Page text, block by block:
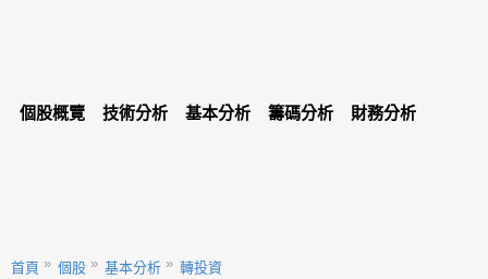
個股概覽 技術分析 基本分析 籌碼分析 財務分析
首頁 個股 基本分析 轉投資